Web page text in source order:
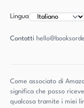
Lingua
Contatti
Come associato di
significa che posso
qualcosa tramite i miei